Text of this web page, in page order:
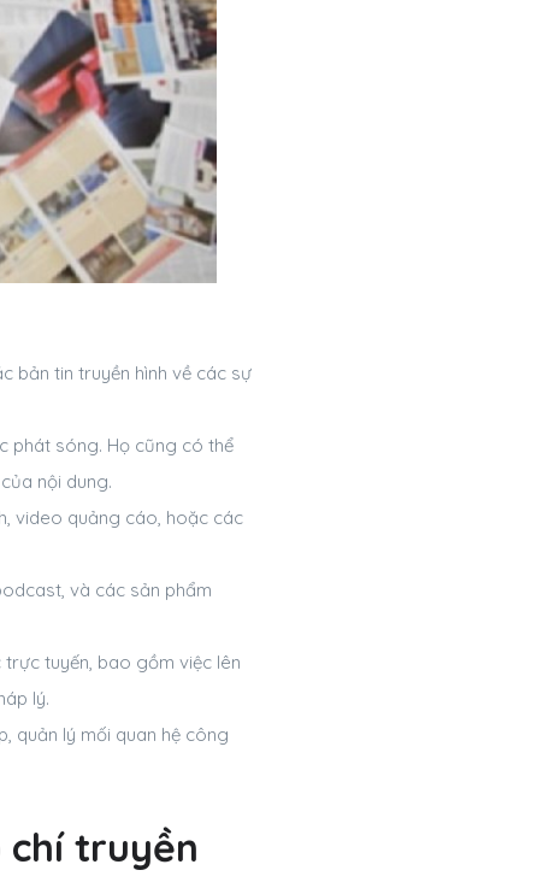
bản tin truyền hình về các sự
phát sóng. Họ cũng có thể
nội dung.
video quảng cáo, hoặc các
và các sản phẩm
trực tuyến, bao gồm việc lên
lý.
quản lý mối quan hệ công
chí truyền